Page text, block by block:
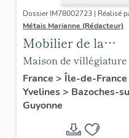
Dossier IM78002723 | Réalisé
Métais Marianne (Rédacteur)
Mobilier de la
maison Louis
Maison de villégiature
maison Louis Carré
France > Île-de-France
Yvelines> Bazoches-
Guyonne